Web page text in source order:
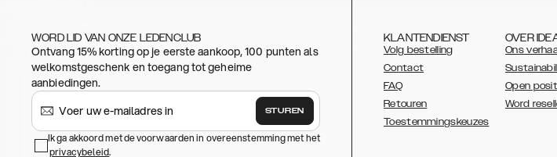
WORD LID VAN ONZE LEDENCLUB
Ontvang 15% korting op je eerste aankoop, 100 punten als
welkomstgeschenk en toegang tot geheime
aanbiedingen.
STUREN
Ik ga akkoord met de voorwaarden in overeenstemming met het
privacybeleid.
KLANTENDIENST
Volg bestelling
Contact
FAQ
Retouren
Toestemmingskeuzes
OVER
Ons
Open
Word
AUSTRALIA